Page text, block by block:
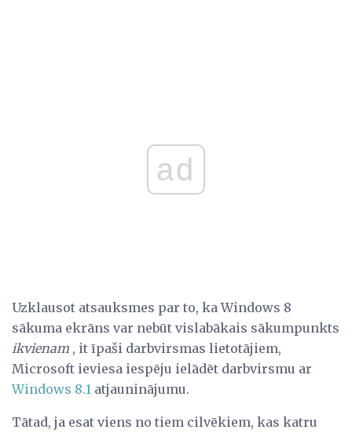
ad
Uzklausot atsauksmes par to, ka Windows 8
sākuma ekrāns var nebūt vislabākais sākumpunkts
ikvienam , it īpaši darbvirsmas lietotājiem,
Microsoft ieviesa iespēju ielādēt darbvirsmu ar
Windows 8.1 atjauninājumu.
Tātad, ja esat viens no tiem cilvēkiem, kas katru